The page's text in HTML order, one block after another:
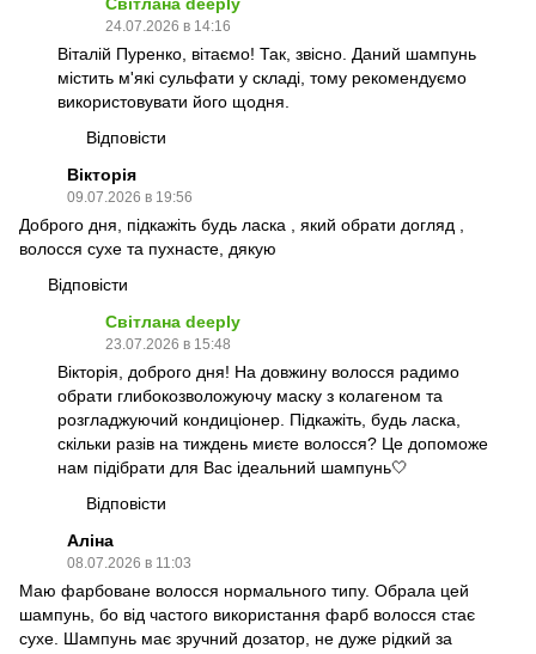
Світлана deeply
24.07.2026 в 14:16
Віталій Пуренко, вітаємо! Так, звісно. Даний шампунь
містить м'які сульфати у складі, тому рекомендуємо
використовувати його щодня.
Відповісти
Вікторія
09.07.2026 в 19:56
Доброго дня, підкажіть будь ласка , який обрати догляд ,
волосся сухе та пухнасте, дякую
Відповісти
Світлана deeply
23.07.2026 в 15:48
Вікторія, доброго дня! На довжину волосся радимо
обрати глибокозволожуючу маску з колагеном та
розгладжуючий кондиціонер. Підкажіть, будь ласка,
скільки разів на тиждень миєте волосся? Це допоможе
нам підібрати для Вас ідеальний шампунь🤍
Відповісти
Аліна
08.07.2026 в 11:03
Маю фарбоване волосся нормального типу. Обрала цей
шампунь, бо від частого використання фарб волосся стає
сухе. Шампунь має зручний дозатор, не дуже рідкий за